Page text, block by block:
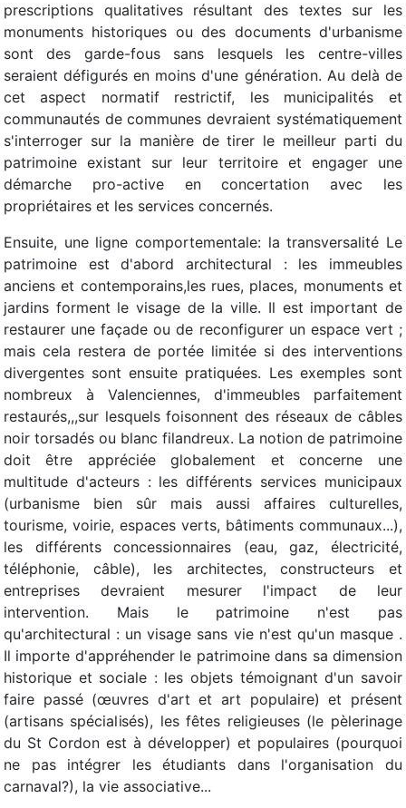
prescriptions qualitatives résultant des textes sur les
monuments historiques ou des documents d'urbanisme
sont des garde-fous sans lesquels les centre-villes
seraient défigurés en moins d'une génération. Au delà de
cet aspect normatif restrictif, les municipalités et
communautés de communes devraient systématiquement
s'interroger sur la manière de tirer le meilleur parti du
patrimoine existant sur leur territoire et engager une
démarche pro-active en concertation avec les
propriétaires et les services concernés.
Ensuite, une ligne comportementale: la transversalité Le
patrimoine est d'abord architectural : les immeubles
anciens et contemporains,les rues, places, monuments et
jardins forment le visage de la ville. Il est important de
restaurer une façade ou de reconfigurer un espace vert ;
mais cela restera de portée limitée si des interventions
divergentes sont ensuite pratiquées. Les exemples sont
nombreux à Valenciennes, d'immeubles parfaitement
restaurés,,,sur lesquels foisonnent des réseaux de câbles
noir torsadés ou blanc filandreux. La notion de patrimoine
doit être appréciée globalement et concerne une
multitude d'acteurs : les différents services municipaux
(urbanisme bien sûr mais aussi affaires culturelles,
tourisme, voirie, espaces verts, bâtiments communaux...),
les différents concessionnaires (eau, gaz, électricité,
téléphonie, câble), les architectes, constructeurs et
entreprises devraient mesurer l'impact de leur
intervention. Mais le patrimoine n'est pas
qu'architectural : un visage sans vie n'est qu'un masque .
Il importe d'appréhender le patrimoine dans sa dimension
historique et sociale : les objets témoignant d'un savoir
faire passé (œuvres d'art et art populaire) et présent
(artisans spécialisés), les fêtes religieuses (le pèlerinage
du St Cordon est à développer) et populaires (pourquoi
ne pas intégrer les étudiants dans l'organisation du
carnaval?), la vie associative...